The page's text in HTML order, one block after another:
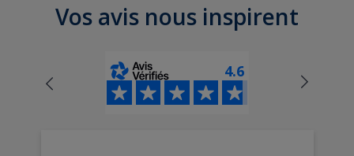
Vos avis nous inspirent
4.6